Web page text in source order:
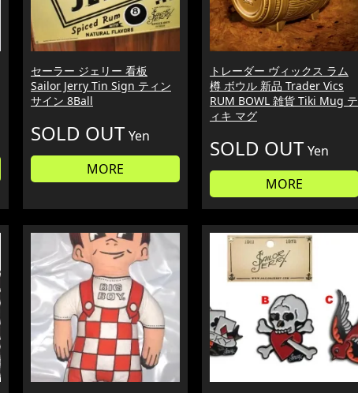
セーラー ジェリー 看板
Sailor Jerry Tin Sign ティン
サイン 8Ball
SOLD OUT Yen
MORE
トレーダー ヴィックス ラム
樽 ボウル 新品 Trader Vics
RUM BOWL 雑貨 Tiki Mug テ
ィキ マグ
SOLD OUT Yen
MORE